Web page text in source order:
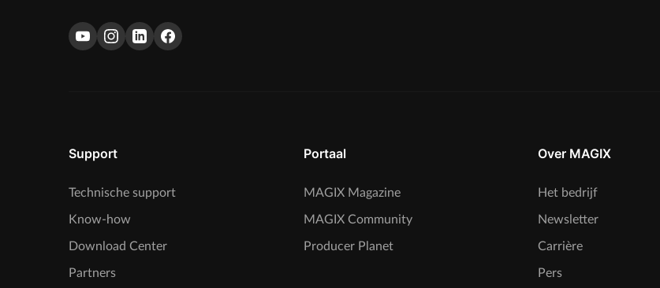
Support
Technische support
Know-how
Download Center
Partners
Portaal
MAGIX Magazine
MAGIX Community
Producer Planet
Over MAGIX
Het bedrijf
Newsletter
Carrière
Pers